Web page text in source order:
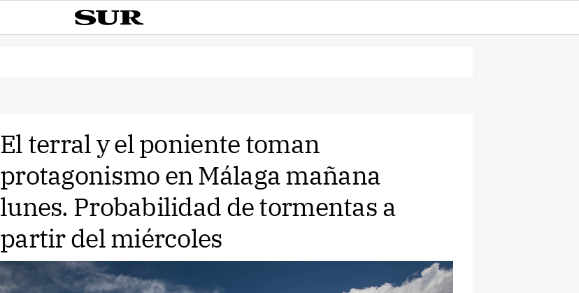
El terral y el poniente toman
protagonismo en Málaga mañana
lunes. Probabilidad de tormentas a
partir del miércoles